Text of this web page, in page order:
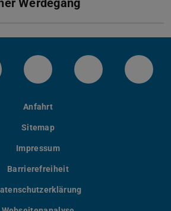
Werdegang
von etit von etit
YouTube-Channel von
LinkedIn-
Anfahrt
Sitemap
Impressum
Barrierefreiheit